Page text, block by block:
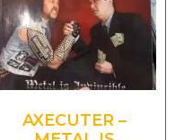
AXECUTER –